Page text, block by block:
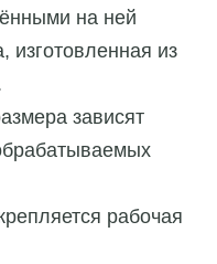
на ней
из
зависят
рабочая